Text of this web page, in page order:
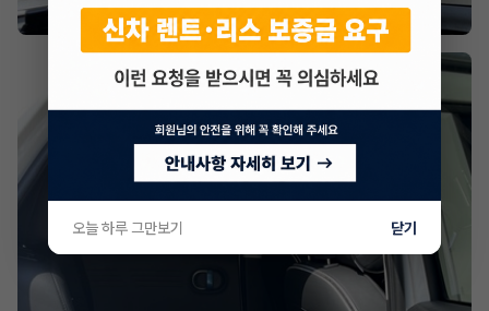
오늘 하루 그만보기 닫기